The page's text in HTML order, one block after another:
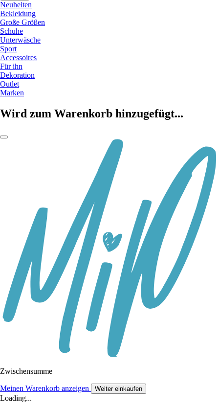
Neuheiten
Bekleidung
Große Größen
Schuhe
Unterwäsche
Sport
Accessoires
Für ihn
Dekoration
Outlet
Marken
Wird zum Warenkorb hinzugefügt...
Zwischensumme
Meinen Warenkorb anzeigen Weiter einkaufen
Loading...